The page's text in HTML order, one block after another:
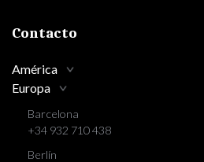
Contacto
América
Europa
Barcelona
+34 932 710 438
Berlín